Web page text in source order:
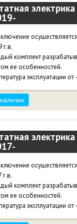
г.в.
комплект
ее особенностей.
эксплуатации от
г.в.
комплект
ее особенностей.
эксплуатации от